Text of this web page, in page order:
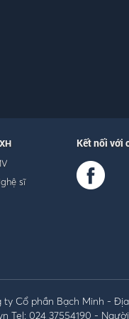
sĩ
Kết nối với
Cổ phần Bạch Minh -
Tel: 024 37554190 -